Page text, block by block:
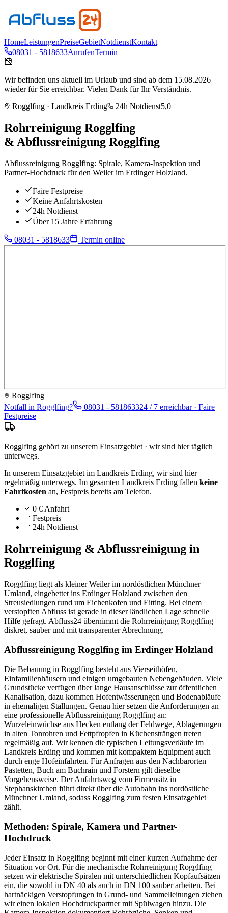
HomeLeistungenPreiseGebietNotdienstKontakt
08031 - 5818633AnrufenTermin
Wir befinden uns aktuell im Urlaub und sind ab dem 15.08.2026
wieder für Sie erreichbar. Vielen Dank für Ihr Verständnis.
Rogglfing · Landkreis Erding 24h Notdienst5,0
Rohrreinigung Rogglfing
& Abflussreinigung Rogglfing
Abflussreinigung Rogglfing: Spirale, Kamera-Inspektion und
Partner-Hochdruck für den Weiler im Erdinger Holzland.
Faire Festpreise
Keine Anfahrtskosten
24h Notdienst
Über 15 Jahre Erfahrung
08031 - 5818633 Termin online
Rogglfing
Notfall in Rogglfing? 08031 - 581863324 / 7 erreichbar · Faire
Festpreise
Rogglfing gehört zu unserem Einsatzgebiet · wir sind hier täglich
unterwegs.
In unserem Einsatzgebiet im Landkreis Erding, wir sind hier
regelmäßig unterwegs. Im gesamten Landkreis Erding fallen keine
Fahrtkosten an, Festpreis bereits am Telefon.
0 € Anfahrt
Festpreis
24h Notdienst
Rohrreinigung & Abflussreinigung in
Rogglfing
Rogglfing liegt als kleiner Weiler im nordöstlichen Münchner
Umland, eingebettet ins Erdinger Holzland zwischen den
Streusiedlungen rund um Eichenkofen und Eitting. Bei einem
verstopften Abfluss ist gerade in dieser ländlichen Lage schnelle
Hilfe gefragt. Abfluss24 übernimmt die Rohrreinigung Rogglfing
diskret, sauber und mit transparenter Abrechnung.
Abflussreinigung Rogglfing im Erdinger Holzland
Die Bebauung in Rogglfing besteht aus Vierseithöfen,
Einfamilienhäusern und einigen umgebauten Nebengebäuden. Viele
Grundstücke verfügen über lange Hausanschlüsse zur öffentlichen
Kanalisation, dazu kommen Hofentwässerungen und Bodenabläufe
in ehemaligen Stallungen. Genau hier setzen die Anforderungen an
eine professionelle Abflussreinigung Rogglfing an:
Wurzeleinwüchse aus Hecken entlang der Feldwege, Ablagerungen
in alten Tonrohren und Fettpfropfen in Küchensträngen treten
regelmäßig auf. Wir kennen die typischen Leitungsverläufe im
Landkreis Erding und kommen mit kompaktem Equipment auch
durch enge Hofeinfahrten. Für Anfragen aus den Nachbarorten
Pastetten, Buch am Buchrain und Forstern gilt dieselbe
Vorgehensweise. Der Anfahrtsweg vom Firmensitz in
Stephanskirchen führt direkt über die Autobahn ins nordöstliche
Münchner Umland, sodass Rogglfing zum festen Einsatzgebiet
zählt.
Methoden: Spirale, Kamera und Partner-
Hochdruck
Jeder Einsatz in Rogglfing beginnt mit einer kurzen Aufnahme der
Situation vor Ort. Für die mechanische Rohrreinigung Rogglfing
setzen wir elektrische Spiralen mit unterschiedlichen Kopfaufsätzen
ein, die sowohl in DN 40 als auch in DN 100 sauber arbeiten. Bei
hartnäckigen Verstopfungen in Grund- und Sammelleitungen ziehen
wir einen lokalen Hochdruckpartner mit Spülwagen hinzu. Die